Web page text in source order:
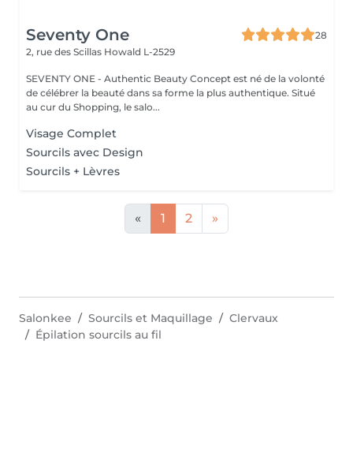
Seventy One
28
2, rue des Scillas Howald L-2529
SEVENTY ONE - Authentic Beauty Concept est né de la volonté
de célébrer la beauté dans sa forme la plus authentique. Situé
au cur du Shopping, le salo...
Visage Complet
Sourcils avec Design
Sourcils + Lèvres
« 1 2 »
Salonkee Sourcils et Maquillage
Clervaux
Épilation sourcils au fil